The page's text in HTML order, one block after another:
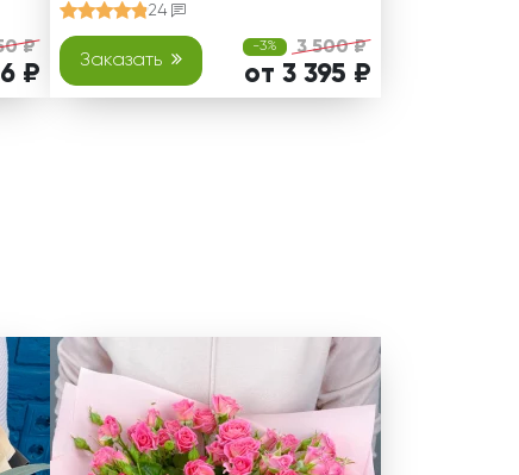
₽
₽
24
Заказать
-3% 3 500 ₽
от 3 395 ₽